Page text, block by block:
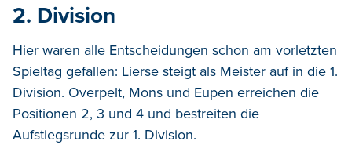
2. Division
Hier waren alle Entscheidungen schon am vorletzten
Spieltag gefallen: Lierse steigt als Meister auf in die 1.
Division. Overpelt, Mons und Eupen erreichen die
Positionen 2, 3 und 4 und bestreiten die
Aufstiegsrunde zur 1. Division.